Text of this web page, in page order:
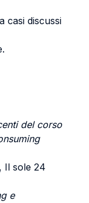
casi discussi
del corso
Il sole 24
e